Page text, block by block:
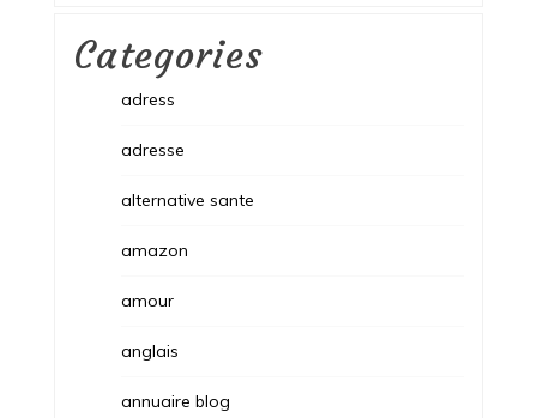
Categories
adress
adresse
alternative sante
amazon
amour
anglais
annuaire blog